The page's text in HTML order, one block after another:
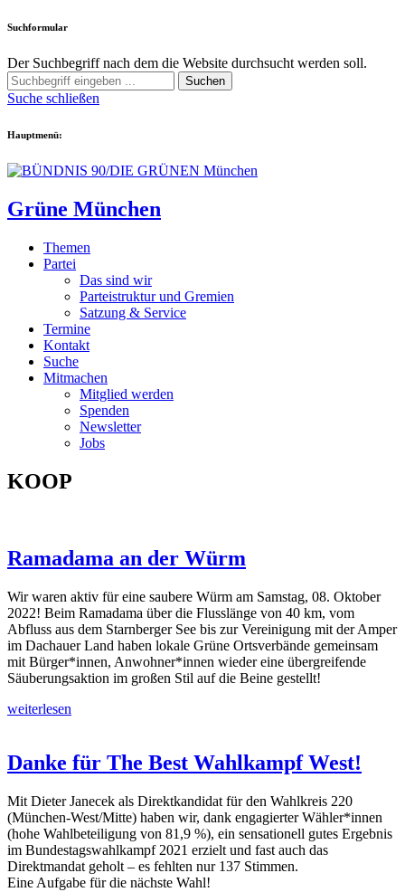
Suchformular
Der Suchbegriff nach dem die Website durchsucht werden soll.
Suchen
Suche schließen
Hauptmenü:
Grüne München
Themen
Partei
Das sind wir
Parteistruktur und Gremien
Satzung & Service
Termine
Kontakt
Suche
Mitmachen
Mitglied werden
Spenden
Newsletter
Jobs
KOOP
Ramadama an der Würm
Wir waren aktiv für eine saubere Würm am Samstag, 08. Oktober
2022! Beim Ramadama über die Flusslänge von 40 km, vom
Abfluss aus dem Starnberger See bis zur Vereinigung mit der Amper
im Dachauer Land haben lokale Grüne Ortsverbände gemeinsam
mit Bürger*innen, Anwohner*innen wieder eine übergreifende
Säuberungsaktion im großen Stil auf die Beine gestellt!
weiterlesen
Danke für The Best Wahlkampf West!
Mit Dieter Janecek als Direktkandidat für den Wahlkreis 220
(München-West/Mitte) haben wir, dank engagierter Wähler*innen
(hohe Wahlbeteiligung von 81,9 %), ein sensationell gutes Ergebnis
im Bundestagswahlkampf 2021 erzielt und fast auch das
Direktmandat geholt – es fehlten nur 137 Stimmen.
Eine Aufgabe für die nächste Wahl!